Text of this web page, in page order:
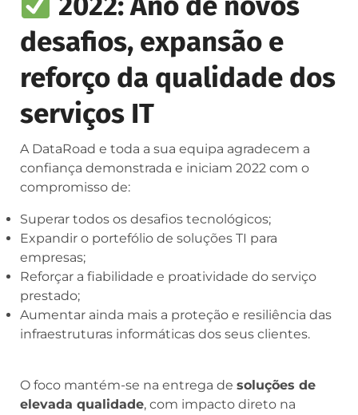
desafios, expansão e
reforço da qualidade dos
serviços IT
A DataRoad e toda a sua equipa agradecem a
confiança demonstrada e iniciam 2022 com o
compromisso de:
Superar todos os desafios tecnológicos;
Expandir o portefólio de soluções TI para
empresas;
Reforçar a fiabilidade e proatividade do serviço
prestado;
Aumentar ainda mais a proteção e resiliência das
infraestruturas informáticas dos seus clientes.
O foco mantém-se na entrega de soluções de
elevada qualidade, com impacto direto na